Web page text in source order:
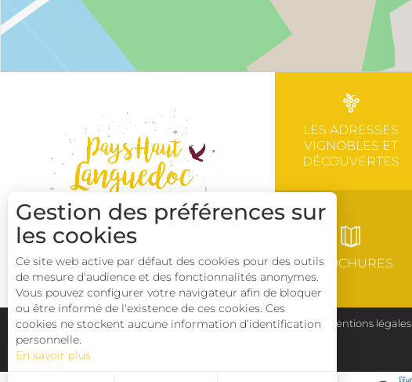
LES ADRESSES
VIGNOBLES ET
DÉCOUVERTES
BROCHURES
Plan du site Pays Haut Languedoc et Vignobles Mentions légales
Déclaration d'accessibilité
Gestion des préférences sur
les cookies
Ce site web active par défaut des cookies pour des outils
de mesure d'audience et des fonctionnalités anonymes.
Vous pouvez configurer votre navigateur afin de bloquer
ou être informé de l'existence de ces cookies. Ces
cookies ne stockent aucune information d’identification
personnelle.
En savoir plus